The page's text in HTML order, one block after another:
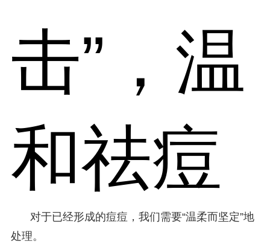
击”，温
和祛痘
对于已经形成的痘痘，我们需要“温柔而坚定”地
处理。